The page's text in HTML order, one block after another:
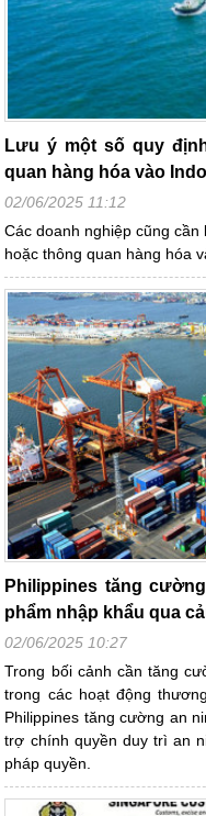
Lưu ý một số quy
quan hàng hóa vào
02/06/2025 11:12
Các doanh nghiệp cũng
hoặc thông quan hàng hóa
Philippines tăng
phẩm nhập khẩu qua
02/06/2025 10:27
Trong bối cảnh cần tăng
trong các hoạt động
Philippines tăng cường an
trợ chính quyền duy trì an
pháp quyền.